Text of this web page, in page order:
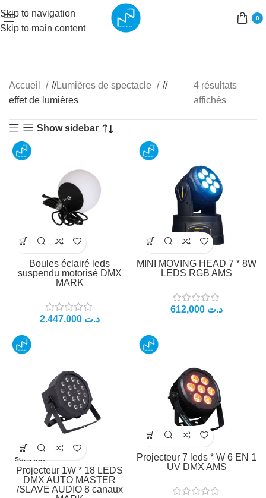
Skip to navigation
Skip to main content
0
Accueil / Lumières de spectacle
/
effet de lumières
4 résultats
affichés
Show sidebar
Boules éclairé leds
suspendu motorisé DMX
MARK
د.ت 2.447,000
MINI MOVING HEAD 7 * 8W
LEDS RGB AMS
د.ت
SOLD OUT
Projecteur 1W * 18 LEDS
DMX AUTO MASTER
/SLAVE AUDIO 8 canaux
Projecteur 7 leds * W 6 EN 1
UV DMX AMS